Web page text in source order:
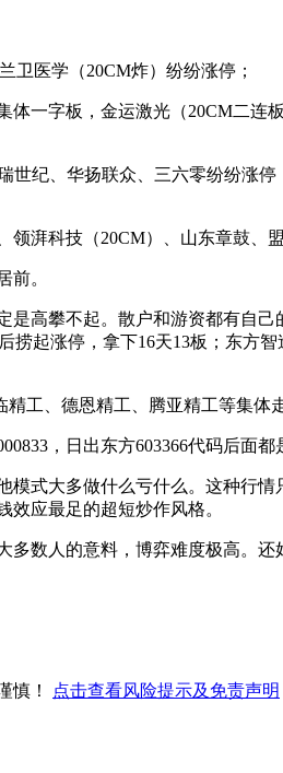
卫医学（20CM炸）纷纷涨停；
一字板，金运激光（20CM二
纪、华扬联众、三六零纷纷涨
湃科技（20CM）、山东章鼓、
前。
高攀不起。散户和游资都有自
起涨停，拿下16天13板；东方
工、德恩精工、腾亚精工等集体
，日出东方603366代码后面都
式大多做什么亏什么。这种行
应最足的超短炒作风格。
数人的意料，博弈难度极高。
慎！ 点击查看风险提示及免责声明